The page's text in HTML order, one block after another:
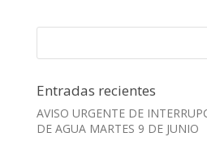
Entradas recientes
AVISO URGENTE DE
DE AGUA MARTES 9 DE JUNIO